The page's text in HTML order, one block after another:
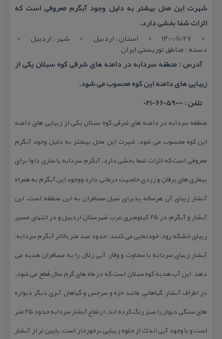
شهرت این محل بیشتر به دلیل وجود آبگرم معروفی است كه
اثرات شفا بخشی دارد.
1400/11/27
استان : اردبيل شهر : اردبيل
دسته : مناطق توریستی ایران
آدرس : منطقه سردابه در دامنه های شرقی كوه سبلان یكی از
زیبایی های دامنه این كوه محسوب می شود.
تلفن : 66059000-021
منطقه سردابه در دامنه های شرقی كوه سبلان یكی از زیبایی های دامنه
این كوه محسوب می شود. شهرت این محل بیشتر به دلیل وجود آبگرم
معروفی است كه اثرات شفا بخشی دارد. آبگرم سردابه یا ساری داوا برای
بیماری های یرقان و زردی خاصیت درمانی دارد ووجود این آبگرم به همراه
آبشار زیبای آن هرساله پذیرای سیل مسافران به این منطقه است. این
آبشار و آبگرم، در ۲۵ كیلومتری غرب شهرستان اردبیل و در انتهای مسیر
زیبای خشكه رود، خودنمایی می كنند. حدود صد متر بالاتر آبگرم سردابه،
آبشار زیبای سردابه با سخاوت و وقار، آبی زلال را به مسافران هدیه می
دهد. این آب هدیه كوه سبلان است كه در ماه های گرم سال قطع می شود.
در اطراف آبشار، گیاهانی مانند خزه و سرخس و گیاهان آبزی دیگر دیواره
های سنگی دیوار را سبز رنگ كرده اند. ارتفاع آبشار سردابه حدود ۲۵ متر
است و با وجود آبی اندك از جلوه زیبایی برخوردار است. پایین تر از آبشار